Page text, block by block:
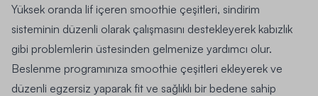
Yüksek oranda lif içeren smoothie çeşitleri, sindirim
sisteminin düzenli olarak çalışmasını destekleyerek kabızlık
gibi problemlerin üstesinden gelmenize yardımcı olur.
Beslenme programınıza smoothie çeşitleri ekleyerek ve
düzenli egzersiz yaparak fit ve sağlıklı bir bedene sahip